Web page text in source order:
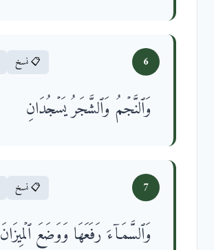
6 📋 نسخ
وَٱلنَّجۡمُ وَٱلشَّجَرُ یَسۡجُدَانِ
7 📋 نسخ
وَٱلسَّمَاۤءَ رَفَعَهَا وَوَضَعَ ٱلۡمِیزَانَ